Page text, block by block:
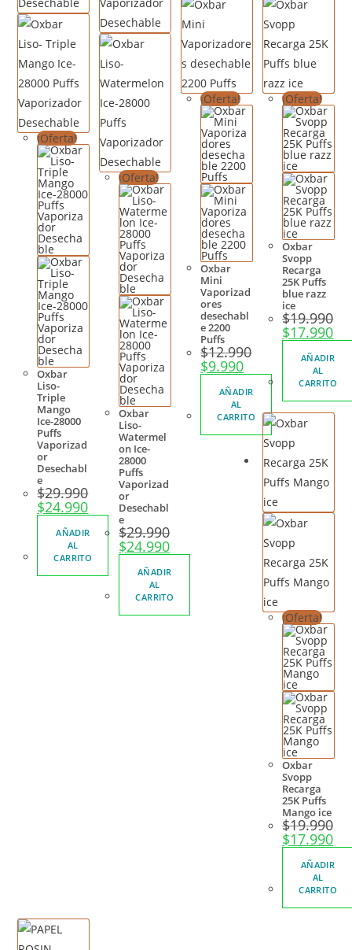
¡Oferta!
Oxbar
Liso-
Triple
Mango
Ice-28000
Puffs
Vaporizad
or
Desechabl
e
$29.990
$24.990
AÑADIR
AL
CARRITO
¡Oferta!
Oxbar
Liso-
Watermel
on Ice-
28000
Puffs
Vaporizad
or
Desechabl
e
$29.990
$24.990
AÑADIR
AL
CARRITO
¡Oferta!
Oxbar
Mini
Vaporizad
ores
desechabl
e 2200
Puffs
$12.990
$9.990
AÑADIR
AL
CARRITO
¡Oferta!
Oxbar
Svopp
Recarga
25K Puffs
blue razz
ice
$19.990
$17.990
AÑADIR
AL
CARRITO
¡Oferta!
Oxbar
Svopp
Recarga
25K Puffs
Mango ice
$19.990
$17.990
AÑADIR
AL
CARRITO